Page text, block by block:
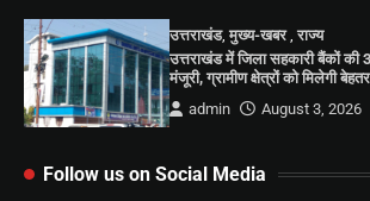
उत्तराखंड,मुख्य-खबर,राज्य
उत्तराखंड में जिला सहकारी बैंकों
मंजूरी, ग्रामीण क्षेत्रों को मिलेगी
admin
August 3, 2026
Follow us on Social Media